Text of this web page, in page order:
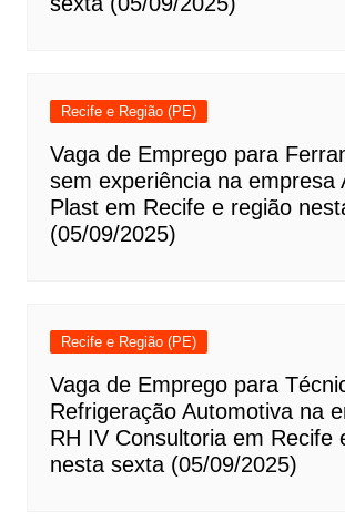
Recife e Região (PE)
Vaga de Emprego para
sem experiência na empresa
Plast em Recife e região
(05/09/2025)
Recife e Região (PE)
Vaga de Emprego para
Refrigeração Automotiva na
RH IV Consultoria em Recife
nesta sexta (05/09/2025)